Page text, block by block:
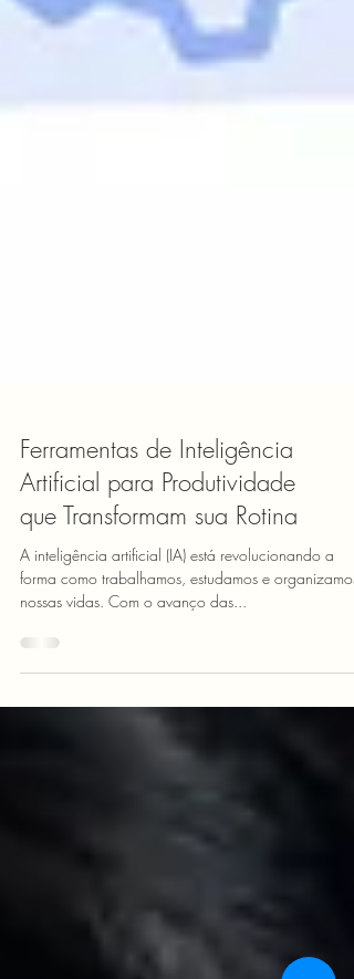
Ferramentas de Inteligência
Artificial para Produtividade
que Transformam sua Rotina
A inteligência artificial (IA) está revolucionando a
forma como trabalhamos, estudamos e organizamos